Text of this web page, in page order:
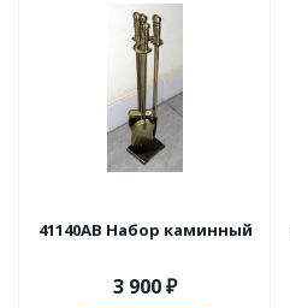
41140AB Набор каминный
3 900₽